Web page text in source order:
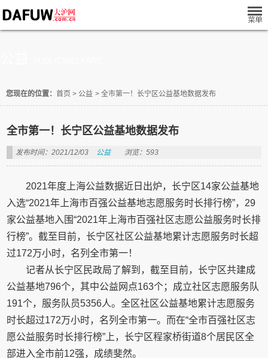
您现在的位置： 首页 > 公益 > 全市第一！长宁区公益基地数据发布
全市第一！长宁区公益基地数据发布
发布时间：2021/12/03 公益 浏览：593
2021年度上海公益数据近日出炉，长宁区14家公益基地
入选“2021年上海市百强公益基地志愿服务时长排行榜”，29
家公益基地入围“2021年上海市百强社区志愿公益服务时长排
行榜”。截至目前，长宁区社区公益基地累计志愿服务时长超
过172万小时，名列全市第一！
记者从长宁区民政局了解到，截至目前，长宁区共建成
公益基地796个，其中公益网点163个；成立社区志愿服务队
191个，服务队员5356人。全区社区公益基地累计志愿服务
时长超过172万小时，名列全市第一。而在“全市百强社区志
愿公益服务时长排行榜”上，长宁区程家桥街道8个居民区全
部进入全市前12强，成绩斐然。